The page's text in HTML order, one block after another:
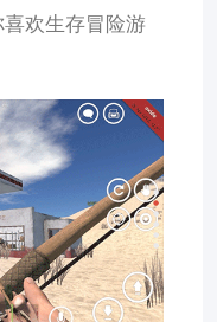
欢生存冒险游